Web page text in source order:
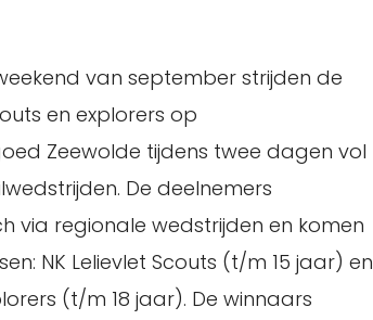
van september strijden de
en explorers op
Zeewolde tijdens twee dagen vol
De deelnemers
via regionale wedstrijden en komen
NK Lelievlet Scouts (t/m 15 jaar) en
(t/m 18 jaar). De winnaars